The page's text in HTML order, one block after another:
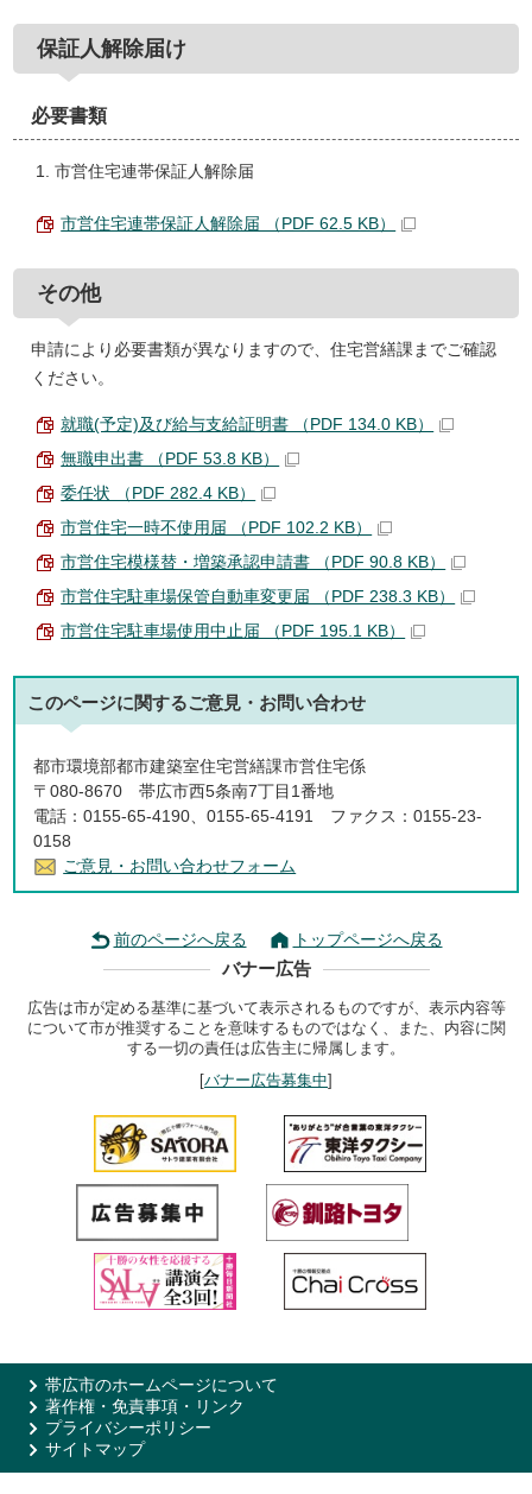
保証人解除届け
必要書類
市営住宅連帯保証人解除届
市営住宅連帯保証人解除届 （PDF 62.5 KB）
その他
申請により必要書類が異なりますので、住宅営繕課までご確認
ください。
就職(予定)及び給与支給証明書 （PDF 134.0 KB）
無職申出書 （PDF 53.8 KB）
委任状 （PDF 282.4 KB）
市営住宅一時不使用届 （PDF 102.2 KB）
市営住宅模様替・増築承認申請書 （PDF 90.8 KB）
市営住宅駐車場保管自動車変更届 （PDF 238.3 KB）
市営住宅駐車場使用中止届 （PDF 195.1 KB）
このページに関するご意見・お問い合わせ
都市環境部都市建築室住宅営繕課市営住宅係
〒080-8670 帯広市西5条南7丁目1番地
電話：0155-65-4190、0155-65-4191 ファクス：0155-23-
0158
ご意見・お問い合わせフォーム
前のページへ戻る トップページへ戻る
バナー広告
広告は市が定める基準に基づいて表示されるものですが、表示内容等
について市が推奨することを意味するものではなく、また、内容に関
する一切の責任は広告主に帰属します。
[バナー広告募集中]
帯広市のホームページについて
著作権・免責事項・リンク
プライバシーポリシー
サイトマップ